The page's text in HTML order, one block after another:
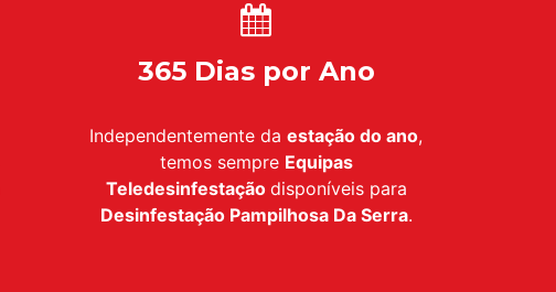
365 Dias por Ano
Independentemente da estação do ano,
temos sempre Equipas
Teledesinfestação disponíveis para
DesinfestaçãoPampilhosa Da Serra.